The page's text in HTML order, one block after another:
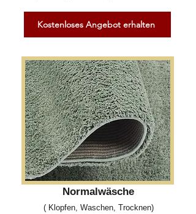
Kostenloses Angebot erhalten
Normalwäsche
( Klopfen, Waschen, Trocknen)